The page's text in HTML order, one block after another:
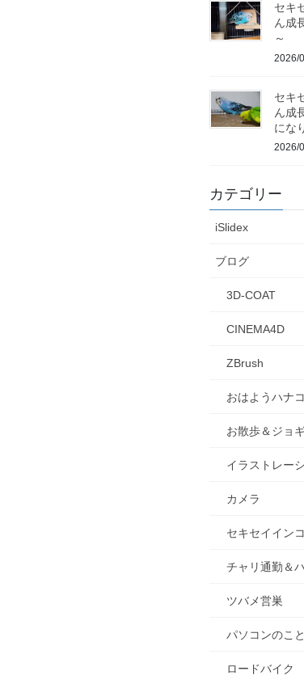
セキ
ん成
～
2026/
セキ
ん成
にな
2026/
カテゴリー
iSlidex
ブログ
3D-COAT
CINEMA4D
ZBrush
おはようハナ
お散歩＆ジョ
イラストレー
カメラ
セキセイイン
チャリ通勤＆
ツバメ営巣
パソコンのこ
ロードバイク